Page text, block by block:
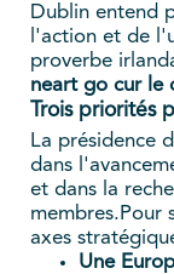
Dublin entend
l'action et de
proverbe
neart go cur le
Trois priorités
La présidence
dans
et dans la
membres.Pour
axes
Une